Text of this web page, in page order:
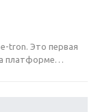
tron. Это первая
платформе…